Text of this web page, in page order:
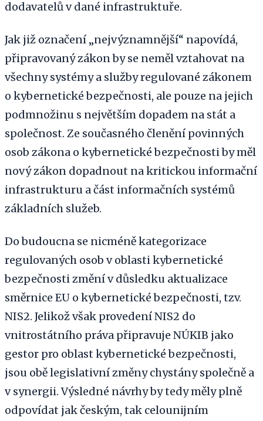
dodavatelů v dané infrastruktuře.
Jak již označení „nejvýznamnější“ napovídá,
připravovaný zákon by se neměl vztahovat na
všechny systémy a služby regulované zákonem
o kybernetické bezpečnosti, ale pouze na jejich
podmnožinu s největším dopadem na stát a
společnost. Ze současného členění povinných
osob zákona o kybernetické bezpečnosti by měl
nový zákon dopadnout na kritickou informační
infrastrukturu a část informačních systémů
základních služeb.
Do budoucna se nicméně kategorizace
regulovaných osob v oblasti kybernetické
bezpečnosti změní v důsledku aktualizace
směrnice EU o kybernetické bezpečnosti, tzv.
NIS2. Jelikož však provedení NIS2 do
vnitrostátního práva připravuje NÚKIB jako
gestor pro oblast kybernetické bezpečnosti,
jsou obě legislativní změny chystány společně a
v synergii. Výsledné návrhy by tedy měly plně
odpovídat jak českým, tak celounijním